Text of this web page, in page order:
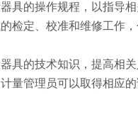
具的操作规程，以指导
检定、校准和维修工作
具的技术知识，提高相
量管理员可以取得相应